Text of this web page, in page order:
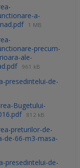
a-
1 MB
precum-
ale-
961 kB
presedintelui-de-
Bugetului-
812 kB
preturilor-de-
de-66-m3-masa-
presedintelui-de-